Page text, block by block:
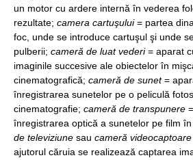
un motor cu ardere internă în vederea
rezultate; camera cartuşului= partea
foc, unde se introduce cartuşul şi unde
pulberii; cameră de luat vederi= aparat
imaginile succesive ale obiectelor în
cinematografică; cameră de sunet=
înregistrarea sunetelor pe o peliculă
cinematografie; cameră de transpunere
înregistrarea optică a sunetelor pe film
de televiziune sau cameră videocaptoare
ajutorul căruia se realizează captarea